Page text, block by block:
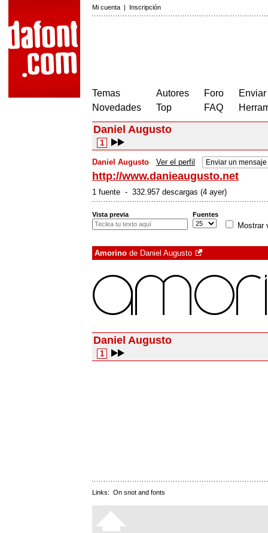
Mi cuenta | Inscripción
Temas
Novedades
Autores
Top
Foro
FAQ
Daniel Augusto
1
Daniel Augusto Ver el perfil Enviar un
http://www.danieaugusto.net
1 fuente - 332.957 descargas (4 ayer)
Vista previa Fuentes
Mostrar
Amorino de Daniel Augusto
Daniel Augusto
1
Links: On snot and fonts